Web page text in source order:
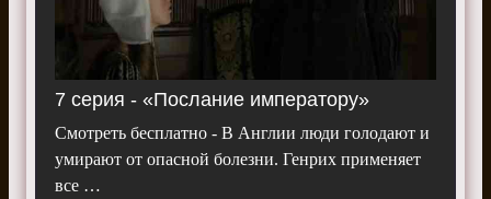
7 серия - «Послание императору»
Смотреть бесплатно - В Англии люди голодают и
умирают от опасной болезни. Генрих применяет
все …